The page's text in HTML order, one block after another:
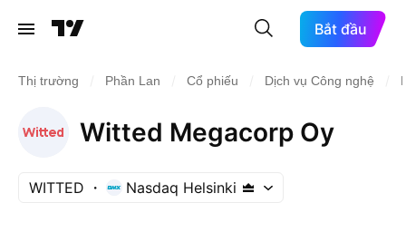
Bắt đầu
Thị trường Phần Lan Cổ phiếu Dịch vụ Công nghệ
Witted Megacorp Oy
WITTED Nasdaq Helsinki